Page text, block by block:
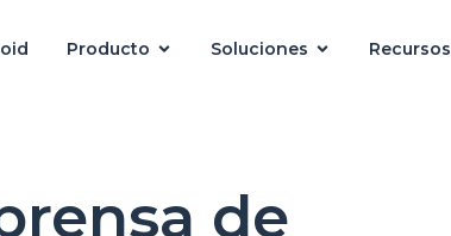
Producto Soluciones Recursos
de